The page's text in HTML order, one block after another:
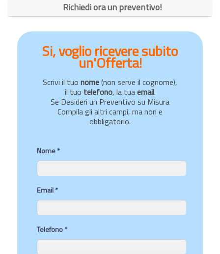
Richiedi ora un preventivo!
Si, voglio ricevere subito
un'Offerta!
Scrivi il tuo nome(non serve il cognome),
il tuo telefono, la tuaemail.
Se Desideri un Preventivo su Misura
Compila gli altri campi, ma non e
obbligatorio.
Nome *
Email *
Telefono *